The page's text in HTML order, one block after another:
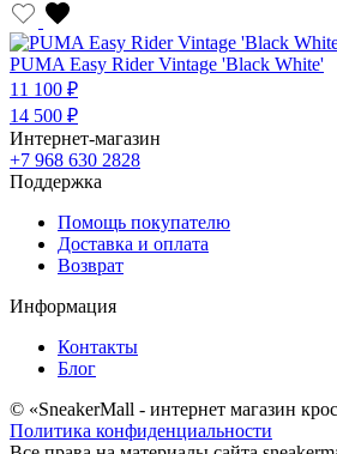
PUMA Easy Rider Vintage 'Black White'
11 100 ₽
14 500 ₽
Интернет-магазин
+7 968 630 2828
Поддержка
Помощь покупателю
Доставка и оплата
Возврат
Информация
Контакты
Блог
© «SneakerMall - интернет магазин
Политика конфиденциальности